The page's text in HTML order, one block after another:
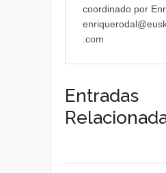
coordinado por
.com
Entradas